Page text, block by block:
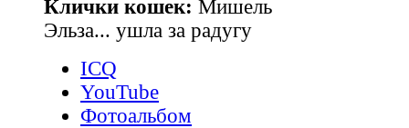
Клички кошек: Мишель
Эльза... ушла за радугу
ICQ
YouTube
Фотоальбом